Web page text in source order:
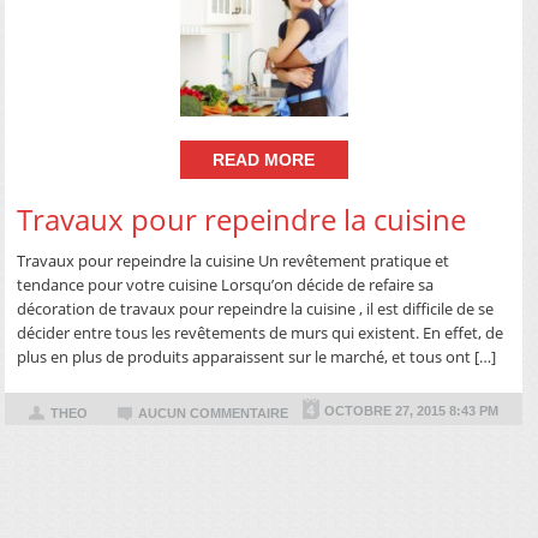
READ MORE
Travaux pour repeindre la cuisine
Travaux pour repeindre la cuisine Un revêtement pratique et
tendance pour votre cuisine Lorsqu’on décide de refaire sa
décoration de travaux pour repeindre la cuisine , il est difficile de se
décider entre tous les revêtements de murs qui existent. En effet, de
plus en plus de produits apparaissent sur le marché, et tous ont […]
THEO AUCUN COMMENTAIRE OCTOBRE 27, 2015 8:43 PM